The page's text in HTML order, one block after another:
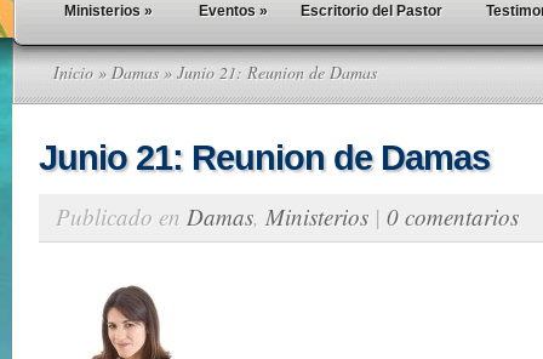
Ministerios » Eventos » Escritorio del Pastor
Inicio » Damas» Junio 21: Reunion de Damas
Junio 21: Reunion de Damas
Publicado en Damas, Ministerios | 0 comentarios